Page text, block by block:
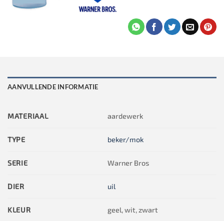
AANVULLENDE INFORMATIE
MATERIAAL aardewerk
TYPE beker/mok
SERIE Warner Bros
DIER uil
KLEUR geel, wit, zwart